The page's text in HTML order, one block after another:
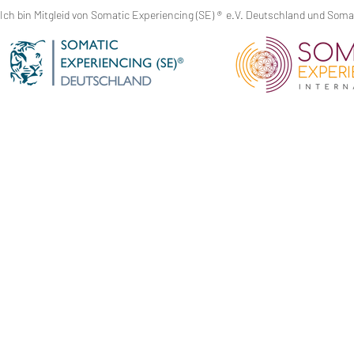
Fortbildung ist Sache von mir.
Das hier erworbene Wissen ist dem Anbietern
ausdrücklichen Erlaubnisses von Zuzana Laubmann.
Mit meiner Anmeldung akzeptiere ich die
Ich bin Mitgleid von Somatic Experiencing (SE)® e.V. Deutschland und